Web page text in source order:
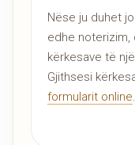
Nëse ju duhet
edhe noterizim,
kërkesave të
Gjithsesi
formularit online.